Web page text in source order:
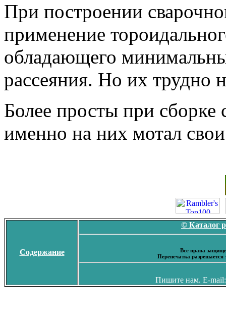
При построении
применение
обладающего
рассеяния. Но их трудно
Более просты при
именно на них мотал
Содержание
© Каталог
Все права
Перепечатка
Пишите нам. E-